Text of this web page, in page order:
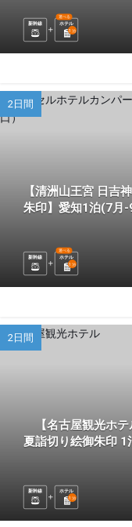
新幹線 ホテル
選べる
1 泊
2日間
【清洲山王宮 日
朱印】愛知1泊(7月-
新幹線 ホテル
選べる
1 泊
2日間
【名古屋観光ホテ
夏詣切り絵御朱印
新幹線
ホテル
1 泊